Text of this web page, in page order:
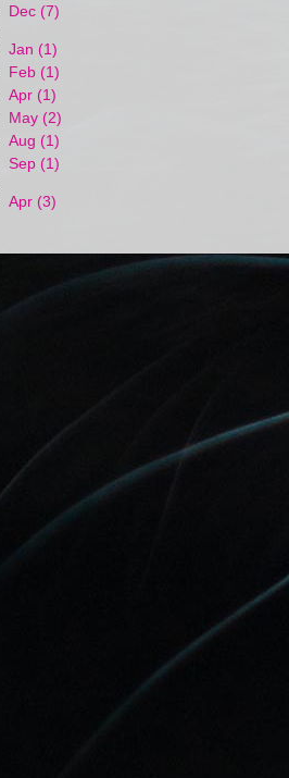
Dec (7)
Jan (1)
Feb (1)
Apr (1)
May (2)
Aug (1)
Sep (1)
Apr (3)